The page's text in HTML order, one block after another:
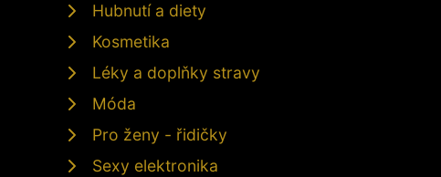
Hubnutí a diety
Kosmetika
Léky a doplňky stravy
Móda
Pro ženy - řidičky
Sexy elektronika